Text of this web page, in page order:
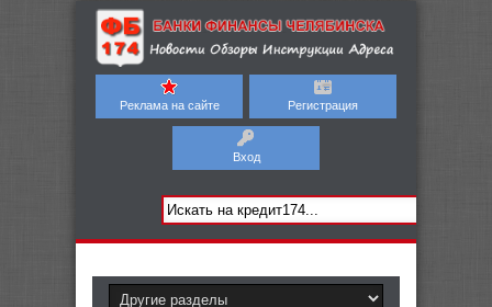
Реклама на сайте Регистрация
Вход